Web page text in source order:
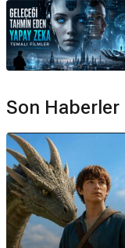
Son Haberler